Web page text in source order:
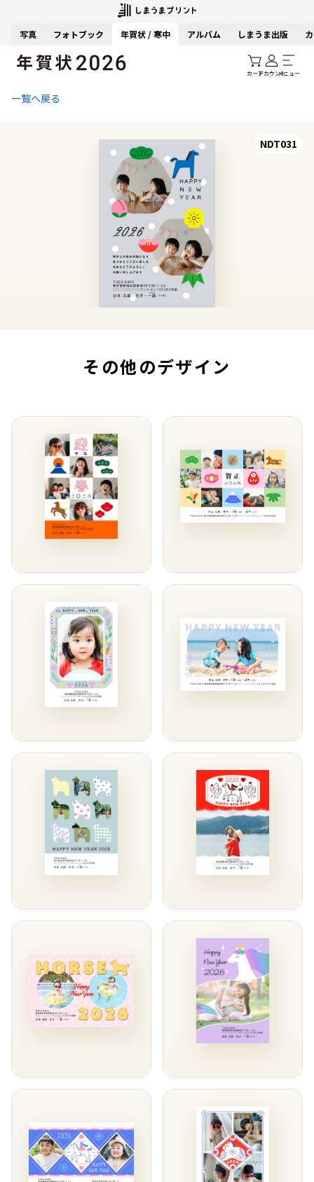
写真 フォトブック 年賀状 / 寒中 アルバム しまうま出版
カートアカウントメニュー
一覧へ戻る
NDT031
その他のデザイン